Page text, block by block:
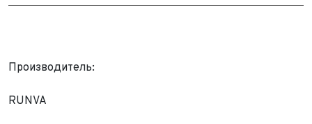
Производитель:
RUNVA